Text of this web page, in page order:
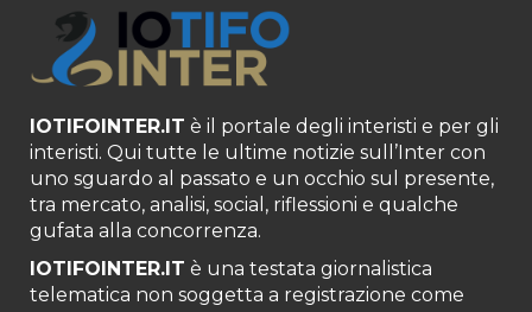
IOTIFOINTER.IT è il portale degli interisti e per gli
interisti. Qui tutte le ultime notizie sull’Inter con
uno sguardo al passato e un occhio sul presente,
tra mercato, analisi, social, riflessioni e qualche
gufata alla concorrenza.
IOTIFOINTER.IT è una testata giornalistica
telematica non soggetta a registrazione come